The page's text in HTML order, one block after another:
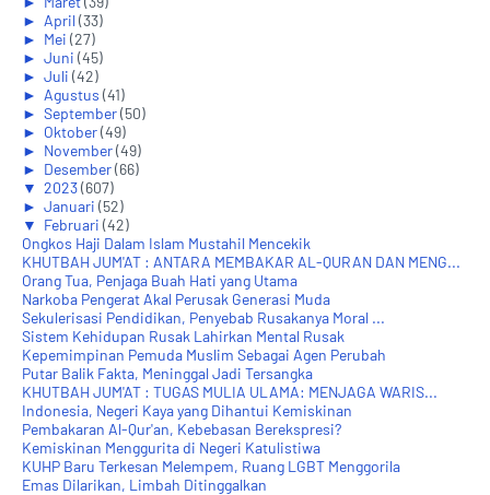
► April(33)
► Mei (27)
► Juni (45)
► Juli (42)
► Agustus (41)
► September(50)
► Oktober(49)
► November(49)
► Desember(66)
▼ 2023(607)
► Januari (52)
▼ Februari (42)
Ongkos Haji Dalam Islam Mustahil Mencekik
KHUTBAH JUM'AT : ANTARA MEMBAKAR AL-QURAN DAN MENG...
Orang Tua, Penjaga Buah Hati yang Utama
Narkoba Pengerat Akal Perusak Generasi Muda
Sekulerisasi Pendidikan, Penyebab Rusakanya Moral ...
Sistem Kehidupan Rusak Lahirkan Mental Rusak
Kepemimpinan Pemuda Muslim Sebagai Agen Perubah
Putar Balik Fakta, Meninggal Jadi Tersangka
KHUTBAH JUM'AT : TUGAS MULIA ULAMA: MENJAGA WARIS...
Indonesia, Negeri Kaya yang Dihantui Kemiskinan
Pembakaran Al-Qur'an, Kebebasan Berekspresi?
Kemiskinan Menggurita di Negeri Katulistiwa
KUHP Baru Terkesan Melempem, Ruang LGBT Menggorila
Emas Dilarikan, Limbah Ditinggalkan